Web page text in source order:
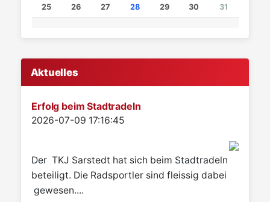
25 26 27 28 29 30 31
Aktuelles
Erfolg beim Stadtradeln
Details
2026-07-09 17:16:45
Der TKJ Sarstedt hat sich beim Stadtradeln
beteiligt. Die Radsportler sind fleissig dabei
gewesen....